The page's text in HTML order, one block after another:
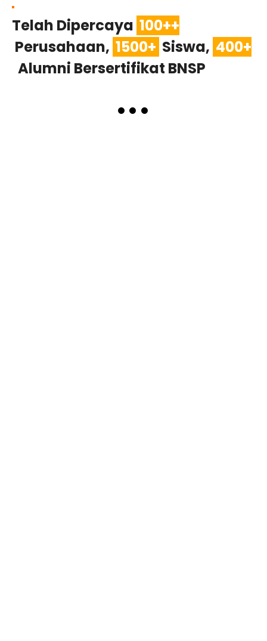
Telah Dipercaya 100++
Perusahaan, 1500+ Siswa, 400+
Alumni Bersertifikat BNSP